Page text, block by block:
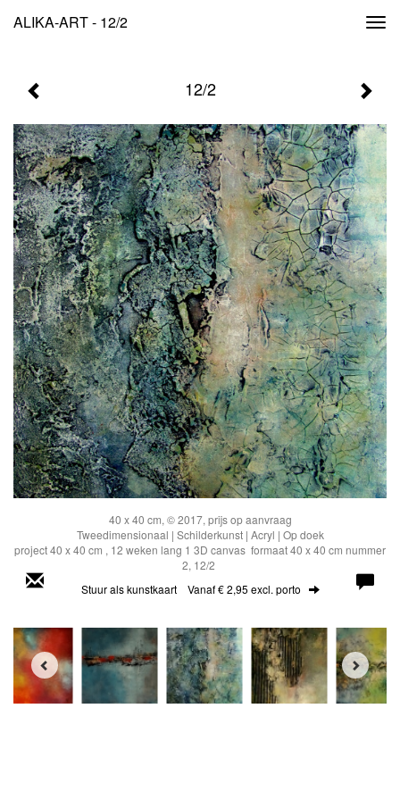
ALIKA-ART - 12/2
12/2
40 x 40 cm, © 2017, prijs op aanvraag
Tweedimensionaal | Schilderkunst | Acryl | Op doek
project 40 x 40 cm , 12 weken lang 1 3D canvas formaat 40 x 40 cm nummer
2, 12/2
Stuur als kunstkaart Vanaf € 2,95 excl. porto